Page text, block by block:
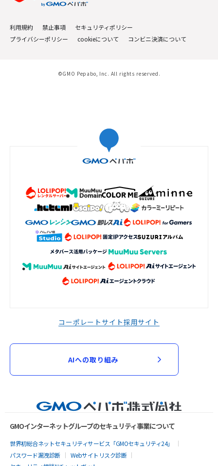
利用規約 禁止事項
セキュリティポリシー
プライバシーポリシー
cookieについて コンビニ決済について
©GMO Pepabo, Inc. All rights reserved.
コーポレートサイト採用サイト
AIへの取り組み
GMOインターネットグループのセキュリティ事業について
世界初総合ネットセキュリティサービス「GMOセキュリティ24」
パスワード漏洩診断
Webサイトリスク診断